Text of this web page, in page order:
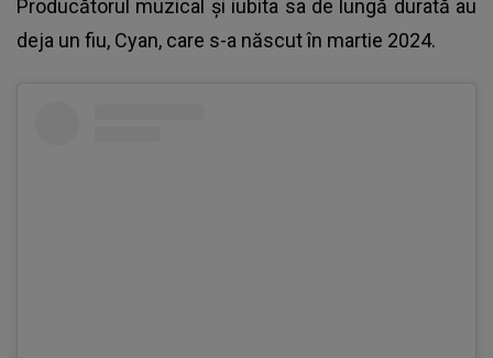
Producătorul muzical și iubita sa de lungă durată au
deja un fiu, Cyan, care s-a născut în martie 2024.